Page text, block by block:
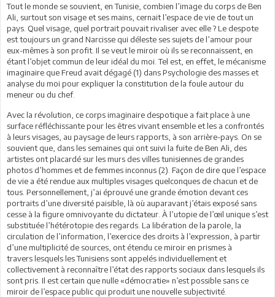
Tout le monde se souvient, en Tunisie, combien l’image du corps de Ben
Ali, surtout son visage et ses mains, cernait l’espace de vie de tout un
pays. Quel visage, quel portrait pouvait rivaliser avec elle ? Le despote
est toujours un grand Narcisse qui déleste ses sujets de l’amour pour
eux-mêmes à son profit. Il se veut le miroir où ils se reconnaissent, en
étant l’objet commun de leur idéal du moi. Tel est, en effet, le mécanisme
imaginaire que Freud avait dégagé (1) dans Psychologie des masses et
analyse du moi pour expliquer la constitution de la foule autour du
meneur ou du chef.
Avec la révolution, ce corps imaginaire despotique a fait place à une
surface réfléchissante pour les êtres vivant ensemble et les a confrontés
à leurs visages, au paysage de leurs rapports, à son arrière-pays. On se
souvient que, dans les semaines qui ont suivi la fuite de Ben Ali, des
artistes ont placardé sur les murs des villes tunisiennes de grandes
photos d’hommes et de femmes inconnus (2). Façon de dire que l’espace
de vie a été rendue aux multiples visages quelconques de chacun et de
tous. Personnellement, j’ai éprouvé une grande émotion devant ces
portraits d’une diversité paisible, là où auparavant j’étais exposé sans
cesse à la figure omnivoyante du dictateur. À l’utopie de l’œil unique s’est
substituéel’hétérotopie des regards. La libération de la parole, la
circulation de l’information, l’exercice des droits à l’expression, à partir
d’une multiplicité de sources, ont étendu ce miroir en prismes à
traverslesquels les Tunisiens sont appelés individuellement et
collectivementà reconnaître l’état des rapports sociaux dans lesquels ils
sont pris. Il est certain que nulle «démocratie» n’est possible sans ce
miroir de l’espace public qui produit une nouvelle subjectivité.